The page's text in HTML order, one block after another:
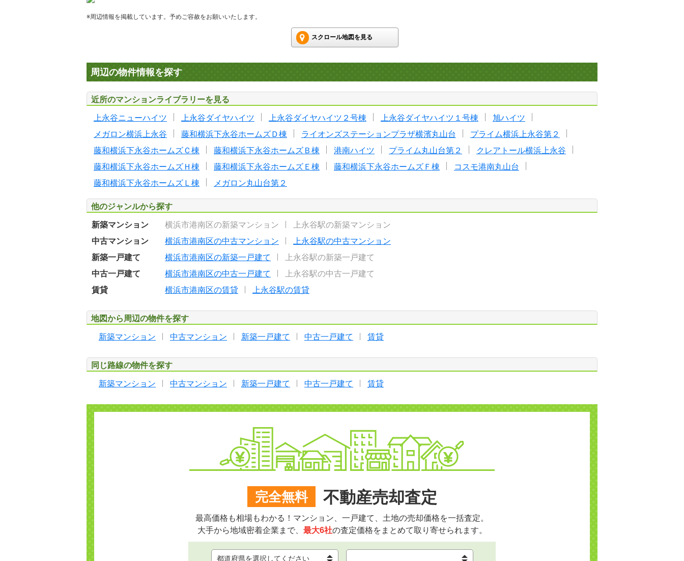
※周辺情報を掲載しています。予めご容赦をお願いいたします。
スクロール地図を見る
周辺の物件情報を探す
近所のマンションライブラリーを見る
上永谷ニューハイツ 上永谷ダイヤハイツ 上永谷ダイヤハイツ２号棟 上永谷ダイヤハイツ１号棟
旭ハイツ
メガロン横浜上永谷
藤和横浜下永谷ホームズＤ棟 ライオンズステーションプラザ横濱丸山台
プライム横浜上永谷第２
藤和横浜下永谷ホームズＣ棟
藤和横浜下永谷ホームズＢ棟 港南ハイツ プライム丸山台第２
クレアトール横浜上永谷
藤和横浜下永谷ホームズＨ棟
藤和横浜下永谷ホームズＥ棟 藤和横浜下永谷ホームズＦ棟
コスモ港南丸山台
藤和横浜下永谷ホームズＬ棟
メガロン丸山台第２
他のジャンルから探す
新築マンション 横浜市港南区の新築マンション
上永谷駅の新築マンション
中古マンション
横浜市港南区の中古マンション
上永谷駅の中古マンション
新築一戸建て
横浜市港南区の新築一戸建て
上永谷駅の新築一戸建て
中古一戸建て
横浜市港南区の中古一戸建て
上永谷駅の中古一戸建て
賃貸
横浜市港南区の賃貸 上永谷駅の賃貸
地図から周辺の物件を探す
新築マンション 中古マンション 新築一戸建て 中古一戸建て 賃貸
同じ路線の物件を探す
新築マンション 中古マンション 新築一戸建て 中古一戸建て 賃貸
完全無料 不動産売却査定
最高価格も相場もわかる！マンション、一戸建て、土地の売却価格を一括査定。
大手から地域密着企業まで、 最大6社の査定価格をまとめて取り寄せられます。